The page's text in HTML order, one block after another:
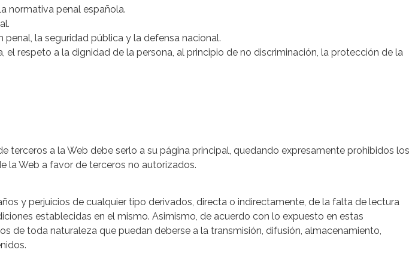
normativa penal española.
la seguridad pública y la defensa nacional.
respeto a la dignidad de la persona, al principio de no discriminación, la protección de la
terceros a la Web debe serlo a su página principal, quedando expresamente prohibidos los
la Web a favor de terceros no autorizados.
y perjuicios de cualquier tipo derivados, directa o indirectamente, de la falta de lectura
establecidas en el mismo. Asimismo, de acuerdo con lo expuesto en estas
de toda naturaleza que puedan deberse a la transmisión, difusión, almacenamiento,